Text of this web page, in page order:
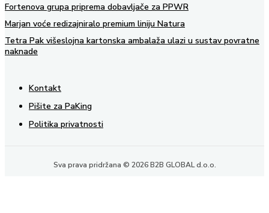
Fortenova grupa priprema dobavljače za PPWR
Marjan voće redizajniralo premium liniju Natura
Tetra Pak višeslojna kartonska ambalaža ulazi u sustav povratne
naknade
Kontakt
Pišite za PaKing
Politika privatnosti
Sva prava pridržana © 2026 B2B GLOBAL d.o.o.